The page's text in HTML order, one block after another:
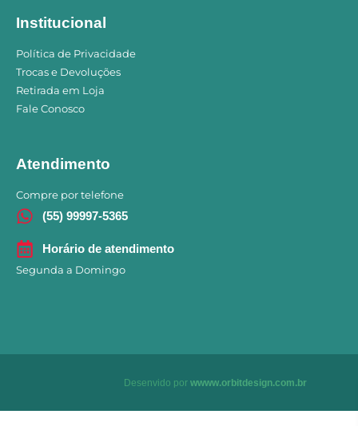
Institucional
Política de Privacidade
Trocas e Devoluções
Retirada em Loja
Fale Conosco
Atendimento
Compre por telefone
(55) 99997-5365
Horário de atendimento
Segunda a Domingo
Desenvido porwwww.orbitdesign.com.br